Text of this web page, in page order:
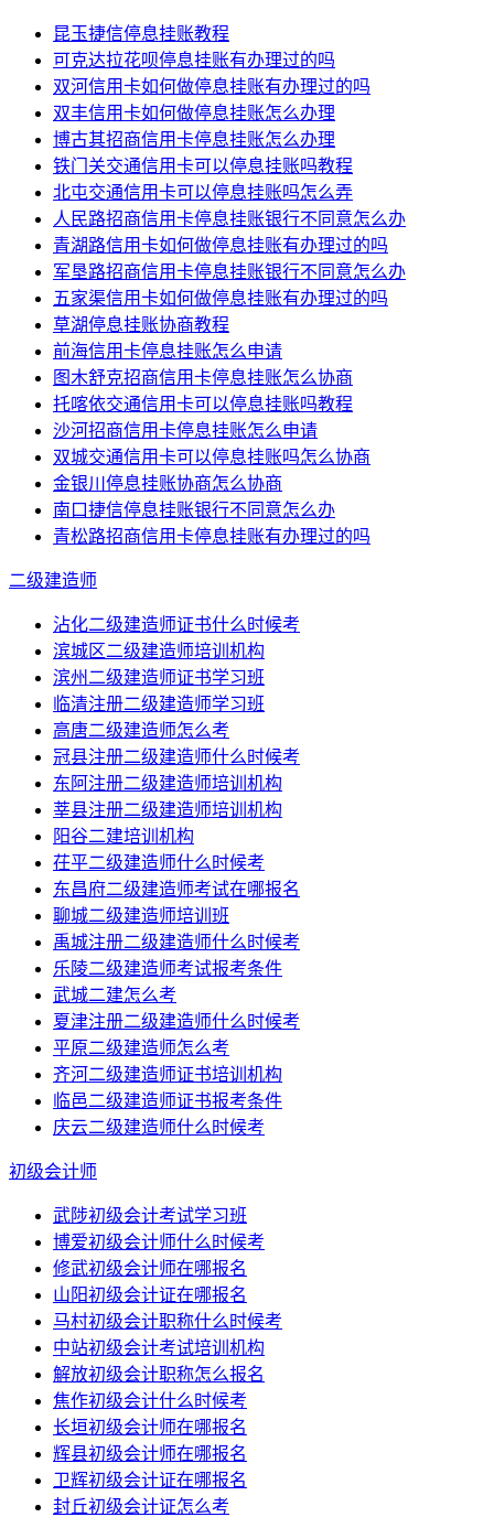
昆玉捷信停息挂账教程
可克达拉花呗停息挂账有办理过的吗
双河信用卡如何做停息挂账有办理过的吗
双丰信用卡如何做停息挂账怎么办理
博古其招商信用卡停息挂账怎么办理
铁门关交通信用卡可以停息挂账吗教程
北屯交通信用卡可以停息挂账吗怎么弄
人民路招商信用卡停息挂账银行不同意怎么办
青湖路信用卡如何做停息挂账有办理过的吗
军垦路招商信用卡停息挂账银行不同意怎么办
五家渠信用卡如何做停息挂账有办理过的吗
草湖停息挂账协商教程
前海信用卡停息挂账怎么申请
图木舒克招商信用卡停息挂账怎么协商
托喀依交通信用卡可以停息挂账吗教程
沙河招商信用卡停息挂账怎么申请
双城交通信用卡可以停息挂账吗怎么协商
金银川停息挂账协商怎么协商
南口捷信停息挂账银行不同意怎么办
青松路招商信用卡停息挂账有办理过的吗
二级建造师
沾化二级建造师证书什么时候考
滨城区二级建造师培训机构
滨州二级建造师证书学习班
临清注册二级建造师学习班
高唐二级建造师怎么考
冠县注册二级建造师什么时候考
东阿注册二级建造师培训机构
莘县注册二级建造师培训机构
阳谷二建培训机构
茌平二级建造师什么时候考
东昌府二级建造师考试在哪报名
聊城二级建造师培训班
禹城注册二级建造师什么时候考
乐陵二级建造师考试报考条件
武城二建怎么考
夏津注册二级建造师什么时候考
平原二级建造师怎么考
齐河二级建造师证书培训机构
临邑二级建造师证书报考条件
庆云二级建造师什么时候考
初级会计师
武陟初级会计考试学习班
博爱初级会计师什么时候考
修武初级会计师在哪报名
山阳初级会计证在哪报名
马村初级会计职称什么时候考
中站初级会计考试培训机构
解放初级会计职称怎么报名
焦作初级会计什么时候考
长垣初级会计师在哪报名
辉县初级会计师在哪报名
卫辉初级会计证在哪报名
封丘初级会计证怎么考